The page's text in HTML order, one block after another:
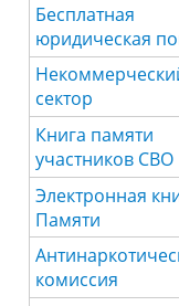
Бесплатная
юридическая
сектор
Книга памяти
участников СВО
Электронная
Памяти
комиссия